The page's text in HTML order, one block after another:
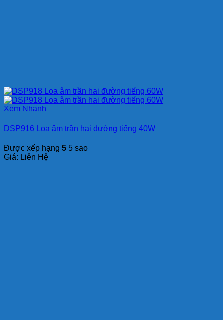
Xem Nhanh
DSP916 Loa âm trần hai đường tiếng 40W
Được xếp hạng 5 5 sao
Giá: Liên Hệ